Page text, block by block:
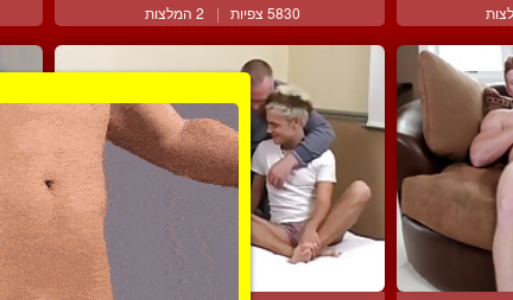
5830 צפיות | 2 המלצות